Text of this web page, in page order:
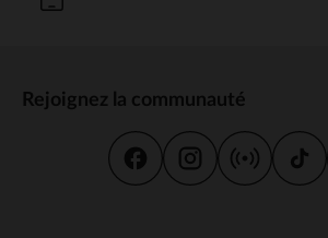
Rejoignez la communauté